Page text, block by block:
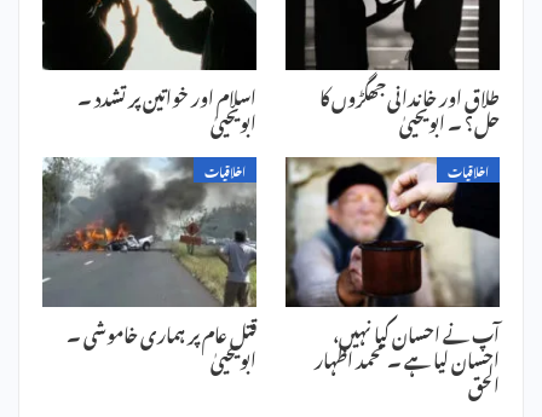
طلاق اور خاندانی جھگڑوں کا
حل؟ ۔ ابویحییٰ
اسلام اور خواتین پر تشدد ۔
ابویحییٰ
اخلاقیات
آپ نے احسان کیا نہیں،
احسان لیا ہے ۔ محمد اظہار
الحق
اخلاقیات
قتل عام پر ہماری خاموشی ۔
ابویحییٰ